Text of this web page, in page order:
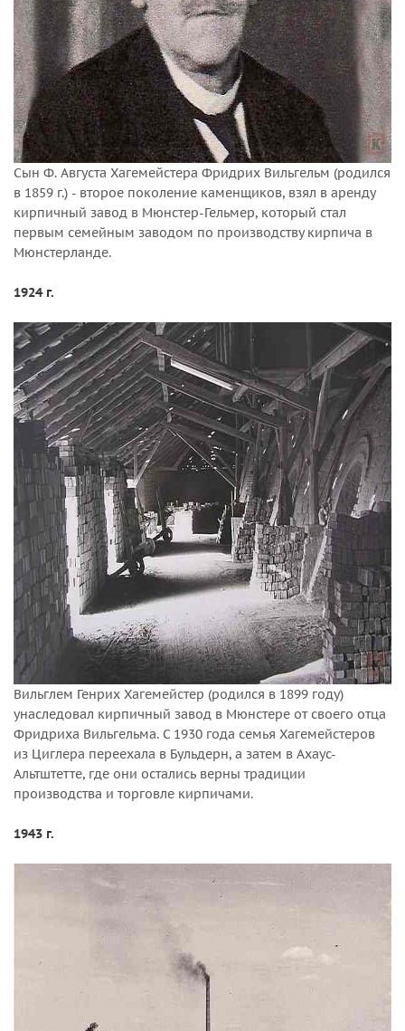
Сын Ф. Августа Хагемейстера Фридрих Вильгельм (родился
в 1859 г.) - второе поколение каменщиков, взял в аренду
кирпичный завод в Мюнстер-Гельмер, который стал
первым семейным заводом по производству кирпича в
Мюнстерланде.
1924 г.
Вильглем Генрих Хагемейстер (родился в 1899 году)
унаследовал кирпичный завод в Мюнстере от своего отца
Фридриха Вильгельма. С 1930 года семья Хагемейстеров
из Циглера переехала в Бульдерн, а затем в Ахаус-
Альтштетте, где они остались верны традиции
производства и торговле кирпичами.
1943 г.